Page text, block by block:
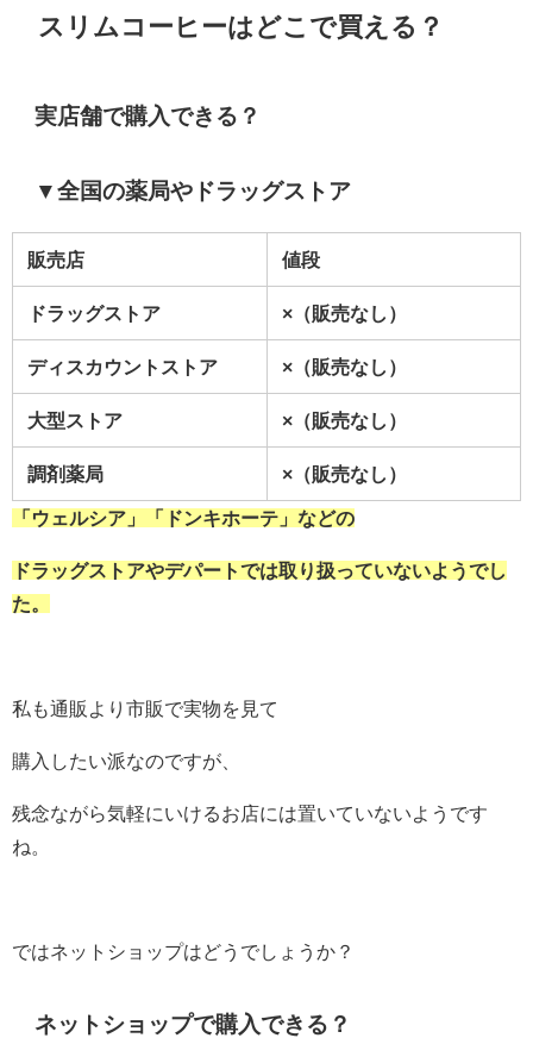
スリムコーヒーはどこ で買える？
実店舗で購入できる？
▼全国の薬局やドラッグストア
販売店 値段
ドラッグストア ×（販売なし）
ディスカウントストア ×（販売なし）
大型ストア ×（販売なし）
調剤薬局 ×（販売なし）
「ウェルシア」「ドンキホーテ」などの
ドラッグストアやデパートでは取り扱っていないようでし
た。
私も通販より市販で実物を見て
購入したい派なのですが、
残念ながら気軽にいけるお店には置いていないようです
ね。
ではネットショップはどうでしょうか？
ネットショップで購入できる？